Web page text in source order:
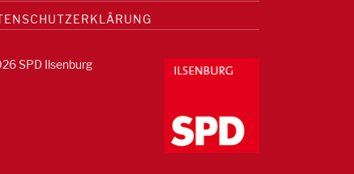
SPD Ilsenburg